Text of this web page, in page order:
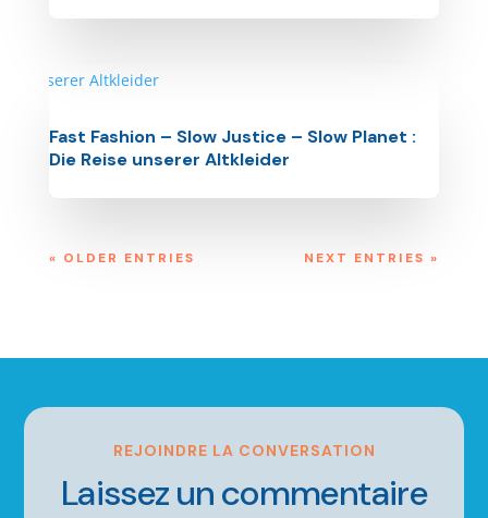
Fast Fashion – Slow Justice – Slow Planet :
Die Reise unserer Altkleider
« OLDER ENTRIES NEXT ENTRIES »
REJOINDRE LA CONVERSATION
Laissez un commentaire